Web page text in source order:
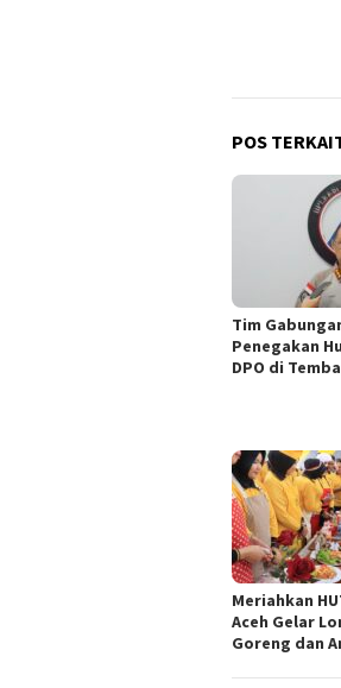
POS
Tim
Penegakan
DPO di
Meriahkan
Aceh Gelar
Goreng dan